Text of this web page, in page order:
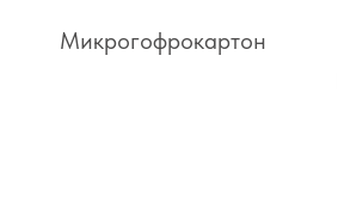
Микрогофрокартон